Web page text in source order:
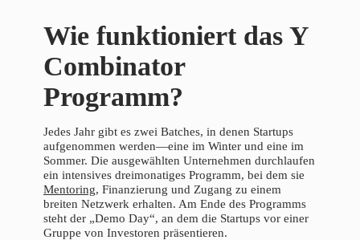
Wie funktioniert das Y
Combinator
Programm?
Jedes Jahr gibt es zwei Batches, in denen Startups
aufgenommen werden—eine im Winter und eine im
Sommer. Die ausgewählten Unternehmen durchlaufen
ein intensives dreimonatiges Programm, bei dem sie
Mentoring, Finanzierung und Zugang zu einem
breiten Netzwerk erhalten. Am Ende des Programms
steht der „Demo Day“, an dem die Startups vor einer
Gruppe von Investoren präsentieren.